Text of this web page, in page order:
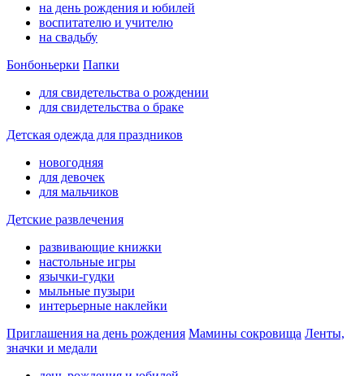
на день рождения и юбилей
воспитателю и учителю
на свадьбу
Бонбоньерки Папки
для свидетельства о рождении
для свидетельства о браке
Детская одежда для праздников
новогодняя
для девочек
для мальчиков
Детские развлечения
развивающие книжки
настольные игры
язычки-гудки
мыльные пузыри
интерьерные наклейки
Приглашения на день рождения Мамины сокровища Ленты,
значки и медали